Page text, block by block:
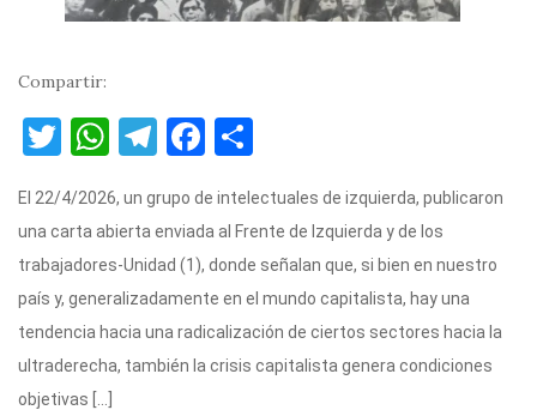
Compartir:
T
it
te
r
W
at
s
A
p
p
T
e
gr
a
m
F
c
e
b
o
o
m
p
ar
ti
r
El 22/4/2026, un grupo de intelectuales de izquierda, publicaron
una carta abierta enviada al Frente de Izquierda y de los
trabajadores-Unidad (1), donde señalan que, si bien en nuestro
país y, generalizadamente en el mundo capitalista, hay una
tendencia hacia una radicalización de ciertos sectores hacia la
ultraderecha, también la crisis capitalista genera condiciones
objetivas […]